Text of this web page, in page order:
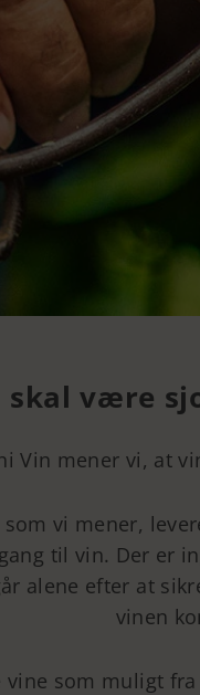
skal være
Vin mener vi, at
vi mener,
til vin. Der er
alene efter at
vinen
vine som muligt